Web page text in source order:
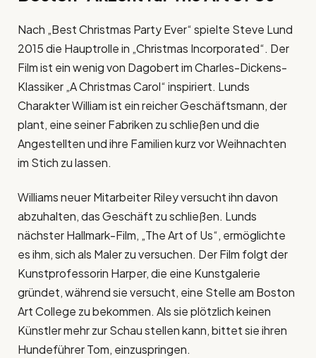
Nach „Best Christmas Party Ever“ spielte Steve Lund
2015 die Hauptrolle in „Christmas Incorporated“. Der
Film ist ein wenig von Dagobert im Charles-Dickens-
Klassiker „A Christmas Carol“ inspiriert. Lunds
Charakter William ist ein reicher Geschäftsmann, der
plant, eine seiner Fabriken zu schließen und die
Angestellten und ihre Familien kurz vor Weihnachten
im Stich zu lassen.
Williams neuer Mitarbeiter Riley versucht ihn davon
abzuhalten, das Geschäft zu schließen. Lunds
nächster Hallmark-Film, „The Art of Us“, ermöglichte
es ihm, sich als Maler zu versuchen. Der Film folgt der
Kunstprofessorin Harper, die eine Kunstgalerie
gründet, während sie versucht, eine Stelle am Boston
Art College zu bekommen. Als sie plötzlich keinen
Künstler mehr zur Schau stellen kann, bittet sie ihren
Hundeführer Tom, einzuspringen.